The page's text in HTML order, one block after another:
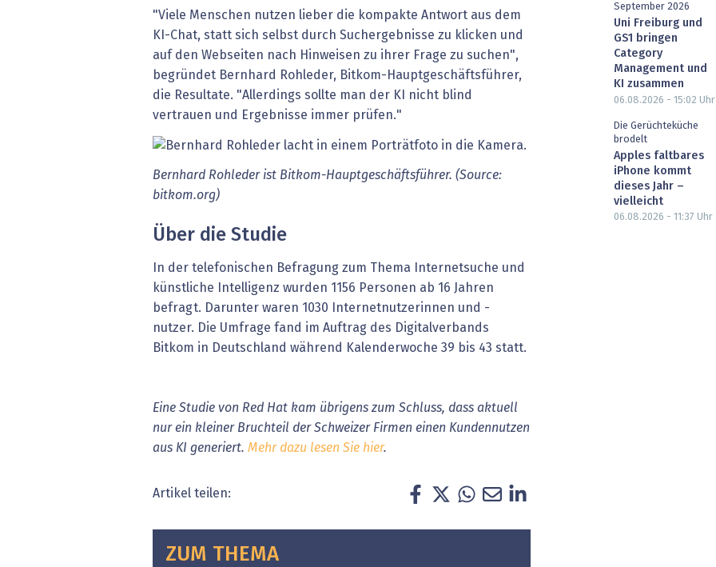
"Viele Menschen nutzen lieber die kompakte Antwort aus dem
KI-Chat, statt sich selbst durch Suchergebnisse zu klicken und
auf den Webseiten nach Hinweisen zu ihrer Frage zu suchen",
begründet Bernhard Rohleder, Bitkom-Hauptgeschäftsführer,
die Resultate. "Allerdings sollte man der KI nicht blind
vertrauen und Ergebnisse immer prüfen."
Bernhard Rohleder ist Bitkom-Hauptgeschäftsführer. (Source:
bitkom.org)
Über die Studie
In der telefonischen Befragung zum Thema Internetsuche und
künstliche Intelligenz wurden 1156 Personen ab 16 Jahren
befragt. Darunter waren 1030 Internetnutzerinnen und -
nutzer. Die Umfrage fand im Auftrag des Digitalverbands
Bitkom in Deutschland während Kalenderwoche 39 bis 43 statt.
Eine Studie von Red Hat kam übrigens zum Schluss, dass aktuell
nur ein kleiner Bruchteil der Schweizer Firmen einen Kundennutzen
aus KI generiert. Mehr dazu lesen Sie hier.
Artikel teilen:
ZUM THEMA
September 2026
Uni Freiburg und
GS1 bringen
Category
Management und
KI zusammen
06.08.2026 - 15:02 Uhr
Die Gerüchteküche
brodelt
Apples faltbares
iPhone kommt
dieses Jahr –
vielleicht
06.08.2026 - 11:37 Uhr